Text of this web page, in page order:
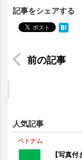
記事をシェアする
シンガポール
ベトナム最新企
人気記事
ベトナム
【写真